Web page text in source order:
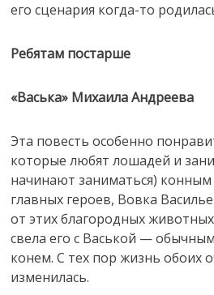
его сценария когда-то
Ребятам постарше
«Васька» Михаила Андреева
Эта повесть особенно
которые любят лошадей и
начинают заниматься)
главных героев, Вовка
от этих благородных
свела его с Васькой —
конем. С тех пор жизнь обоих
изменилась.